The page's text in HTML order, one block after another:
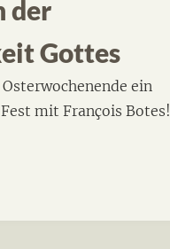
der
Gottes
ein
mit François Botes!